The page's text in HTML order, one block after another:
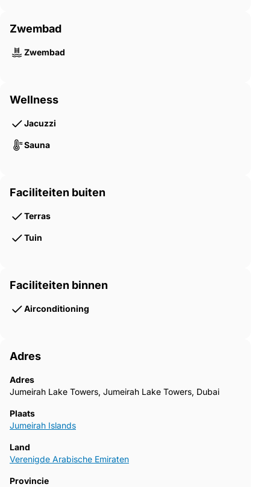
Zwembad
Zwembad
Wellness
Jacuzzi
Sauna
Faciliteiten buiten
Terras
Tuin
Faciliteiten binnen
Airconditioning
Adres
Adres
Jumeirah Lake Towers, Jumeirah Lake Towers, Dubai
Plaats
Jumeirah Islands
Land
Verenigde Arabische Emiraten
Provincie